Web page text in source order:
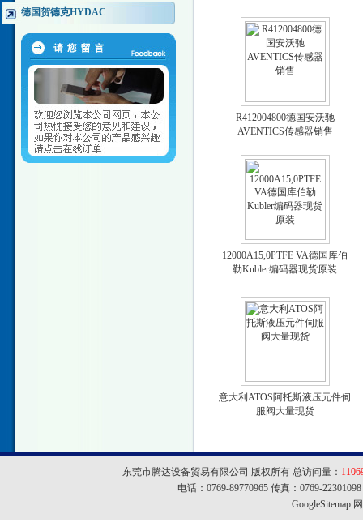
德国贺德克HYDAC
R412004800德国安沃驰
AVENTICS传感器销售
12000A15,0PTFE VA德国库伯
勒Kubler编码器现货原装
意大利ATOS阿托斯液压元件伺
服阀大量现货
东莞市腾达设备贸易有限公司 版权所有 总访问量：
电话：0769-89770965 传真：0769-
GoogleSitemap网